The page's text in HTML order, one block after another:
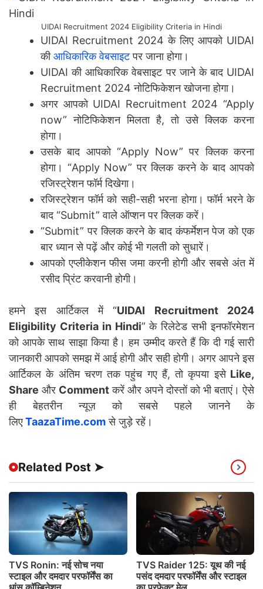
UIDAI Recruitment 2024 Eligibility Criteria in Hindi
UIDAI Recruitment 2024 के लिए आपको UIDAI
कीआधिकारिक वेबसाइटपर जाना होगा।
UIDAI की आधिकारिक वेबसाइट पर जाने के बाद UIDAI
Recruitment 2024 नोटिफिकेशन खोजना होगा।
अगर आपको UIDAI Recruitment 2024 “Apply
now” नोटिफिकेशन मिलता है, तो उसे क्लिक करना
होगा।
उसके बाद आपको “Apply Now” पर क्लिक करना
होगा। “Apply Now” पर क्लिक करने के बाद आपको
रजिस्ट्रेशन फॉर्म दिखेगा।
रजिस्ट्रेशन फॉर्म को सही-सही भरना होगा। फॉर्म भरने के
बाद “Submit” वाले ऑप्शन पर क्लिक करें।
“Submit” पर क्लिक करने के बाद कंफर्मेशन पेज को एक
बार ध्यान से पढ़ें और कोई भी गलती को सुधारें।
आपको एप्लीकेशन फीस जमा करनी होगी और सबसे अंत में
रसीद प्रिंट करवानी होगी।
हमने इस आर्टिकल में “UIDAI Recruitment 2024
Eligibility Criteria in Hindi” के रिलेटेड सभी इनफॉरमेशन
को आपके साथ साझा किया है। हम उम्मीद करते हैं कि दी गई सारी
जानकारी आपको समझ में आई होगी और सही होगी। अगर आपने इस
आर्टिकल के अंतिम चरण तक पहुंच गए हैं, तो कृपया इसेLike,
Share और Commentकरें और अपने दोस्तों को भी बताएं। ऐसे
ही बेहतरीन न्यूज़ को सबसे पहले जानने के
लिएTaazaTime.comसे जुड़े रहें।
Related Post ➤
TVS Ronin: नई सोच नया
स्टाइल और दमदार परफॉर्मेंस का
TVS Raider 125: यूथ की नई
पसंद दमदार परफॉर्मेंस और स्टाइल